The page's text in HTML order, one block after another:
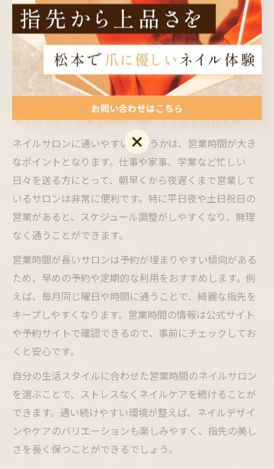
を送りましょう。
忙しい日常に寄り添うサロンの条
件
ネイルサロンの営業時間が通いやすさを左右する
ネイルサロンに通いやすいかどうかは、営業時間が大き
なポイントとなります。仕事や家事、学業など忙しい
日々を送る方にとって、朝早くから夜遅くまで営業して
いるサロンは非常に便利です。特に平日夜や土日祝日の
営業があると、スケジュール調整がしやすくなり、無理
なく通うことができます。
営業時間が長いサロンは予約が埋まりやすい傾向がある
ため、早めの予約や定期的な利用をおすすめします。例
えば、毎月同じ曜日や時間に通うことで、綺麗な指先を
キープしやすくなります。営業時間の情報は公式サイト
や予約サイトで確認できるので、事前にチェックしてお
くと安心です。
自分の生活スタイルに合わせた営業時間のネイルサロン
を選ぶことで、ストレスなくネイルケアを続けることが
できます。通い続けやすい環境が整えば、ネイルデザイ
ンやケアのバリエーションも楽しみやすく、指先の美し
さを長く保つことができるでしょう。
お問い合わせはこちら
お問い合わせはこちら